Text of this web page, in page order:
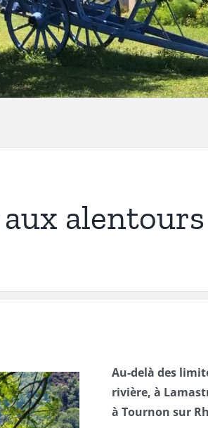
alentours
Au-delà des
rivière, à
à Tournon sur